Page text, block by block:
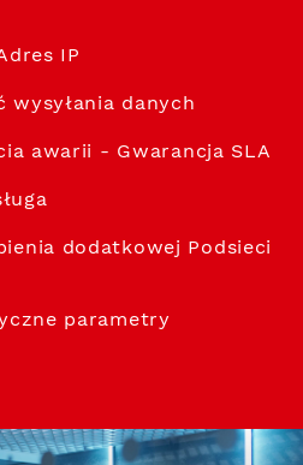
IP
wysyłania danych
awarii - Gwarancja SLA
dodatkowej Podsieci
parametry